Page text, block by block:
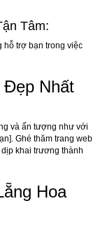
Tâm:
hỗ trợ bạn trong việc
Nhất
và ấn tượng như với
Ghé thăm trang web
khai trương thành
Hoa